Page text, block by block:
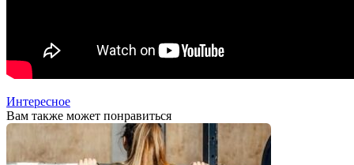
Интересное
Вам также может понравиться